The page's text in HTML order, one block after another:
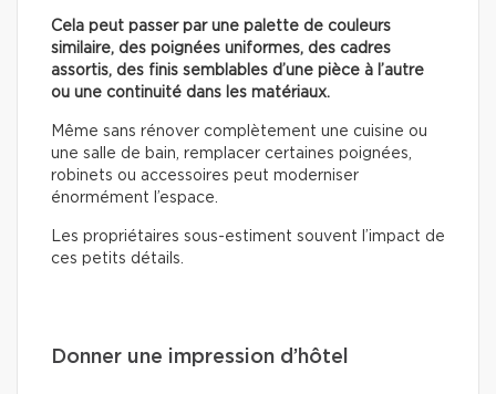
Cela peut passer par une palette de couleurs
similaire, des poignées uniformes, des cadres
assortis, des finis semblables d’une pièce à l’autre
ou une continuité dans les matériaux.
Même sans rénover complètement une cuisine ou
une salle de bain, remplacer certaines poignées,
robinets ou accessoires peut moderniser
énormément l’espace.
Les propriétaires sous-estiment souvent l’impact de
ces petits détails.
Donner une impression d’hôtel